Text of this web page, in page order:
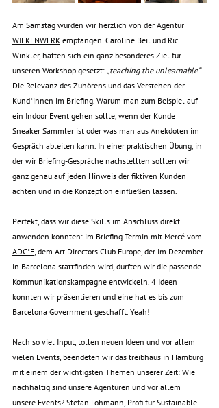
Am Samstag wurden wir herzlich von der Agentur
WILKENWERK empfangen. Caroline Beil und Ric
Winkler, hatten sich ein ganz besonderes Ziel für
unseren Workshop gesetzt: „teaching the unlearnable“.
Die Relevanz des Zuhörens und das Verstehen der
Kund*innen im Briefing. Warum man zum Beispiel auf
ein Indoor Event gehen sollte, wenn der Kunde
Sneaker Sammler ist oder was man aus Anekdoten im
Gespräch ableiten kann. In einer praktischen Übung, in
der wir Briefing-Gespräche nachstellten sollten wir
ganz genau auf jeden Hinweis der fiktiven Kunden
achten und in die Konzeption einfließen lassen.
Perfekt, dass wir diese Skills im Anschluss direkt
anwenden konnten: im Briefing-Termin mit Mercé vom
ADC*E , dem Art Directors Club Europe, der im Dezember
in Barcelona stattfinden wird, durften wir die passende
Kommunikationskampagne entwickeln. 4 Ideen
konnten wir präsentieren und eine hat es bis zum
Barcelona Government geschafft. Yeah!
Nach so viel Input, tollen neuen Ideen und vor allem
vielen Events, beendeten wir das treibhaus in Hamburg
mit einem der wichtigsten Themen unserer Zeit: Wie
nachhaltig sind unsere Agenturen und vor allem
unsere Events? Stefan Lohmann, Profi für Sustainable